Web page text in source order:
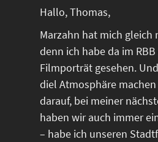
Hallo, Thomas,
Marzahn hat mich gleich
denn ich habe da im
Filmporträt gesehen.
diel Atmosphäre
darauf, bei meiner
haben wir auch immer
– habe ich unseren